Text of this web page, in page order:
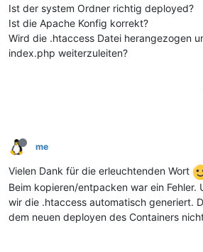
Ist der system Ordner richtig deployed?
Ist die Apache Konfig korrekt?
Wird die .htaccess Datei herangezogen
index.php weiterzuleiten?
me
Vielen Dank für die erleuchtenden Wort
Beim kopieren/entpacken war ein Fehler.
wir die .htaccess automatisch generiert.
dem neuen deployen des Containers